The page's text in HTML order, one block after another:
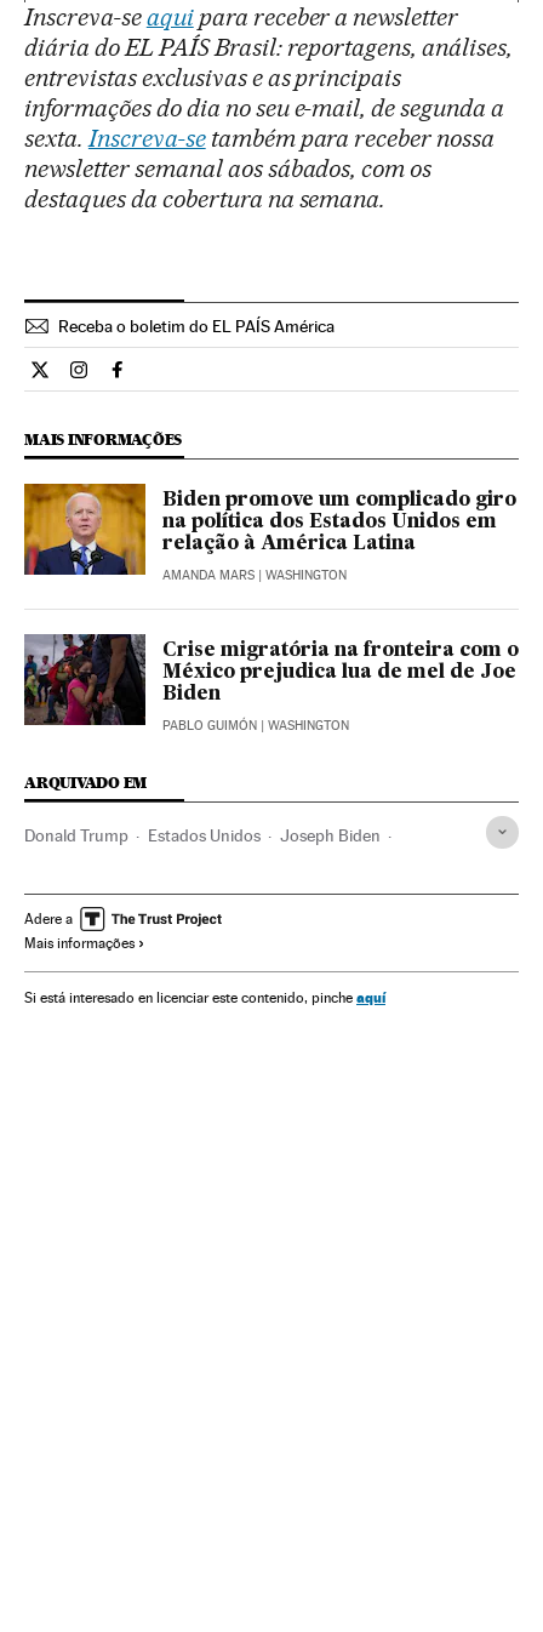
Inscreva-seaquipara receber a newsletter
diária do EL PAÍS Brasil: reportagens, análises,
entrevistas exclusivas e as principais
informações do dia no seu e-mail, de segunda a
sexta. Inscreva-setambém para receber nossa
newsletter semanal aos sábados, com os
destaques da cobertura na semana.
Receba o boletim do EL PAÍS América
Internacional El País Brasil en Twitter
Internacional El País Brasil en Instagram
Internacional El País Brasil en Facebook
MAIS INFORMAÇÕES
Biden promove um complicado giro
na política dos Estados Unidos em
relação à América Latina
AMANDA MARS | WASHINGTON
Crise migratória na fronteira com o
México prejudica lua de mel de Joe
Biden
PABLO GUIMÓN | WASHINGTON
ARQUIVADO EM
Donald Trump Estados Unidos Joseph Biden
Eleições EUA 2020 China
Adere a
Mais informações
Si está interesado en licenciar este contenido, pinche aquí